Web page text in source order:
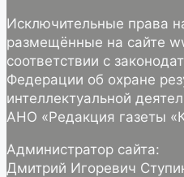
Исключительные права
размещённые на сайте
соответствии с
Федерации об охране
интеллектуальной
АНО «Редакция газеты
Администратор сайта:
Дмитрий Игоревич